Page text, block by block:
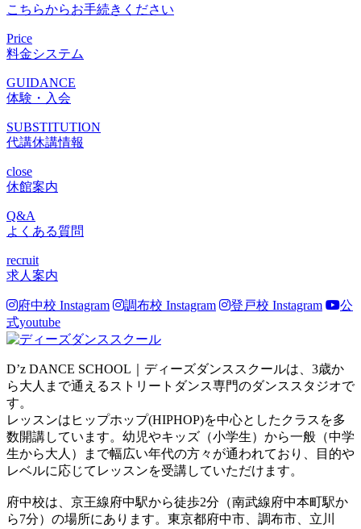
こちらからお手続きください
Price
料金システム
GUIDANCE
体験・入会
SUBSTITUTION
代講休講情報
close
休館案内
Q&A
よくある質問
recruit
求人案内
府中校 Instagram 調布校 Instagram 登戸校 Instagram
公
式youtube
D’z DANCE SCHOOL｜ディーズダンススクールは、3歳か
ら大人まで通えるストリートダンス専門のダンススタジオで
す。
レッスンはヒップホップ(HIPHOP)を中心としたクラスを多
数開講しています。幼児やキッズ（小学生）から一般（中学
生から大人）まで幅広い年代の方々が通われており、目的や
レベルに応じてレッスンを受講していただけます。
府中校は、京王線府中駅から徒歩2分（南武線府中本町駅か
ら7分）の場所にあります。東京都府中市、調布市、立川